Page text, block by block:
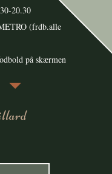
20.30
(frdb.alle
på skærmen